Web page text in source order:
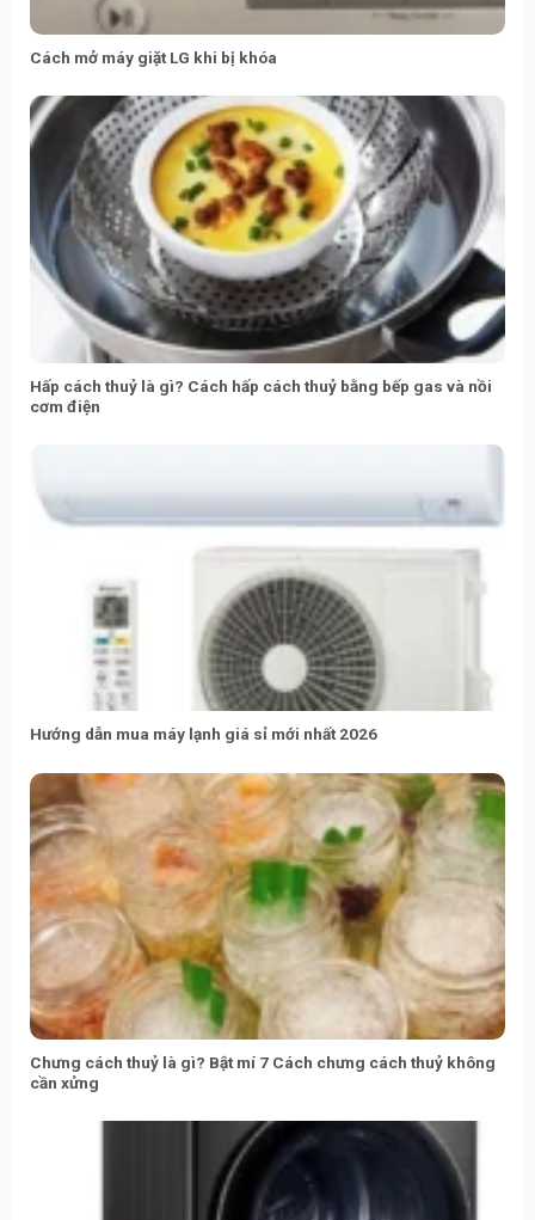
Cách mở máy giặt LG khi bị khóa
Hấp cách thuỷ là gì? Cách hấp cách thuỷ bằng bếp gas và nồi
cơm điện
Hướng dẫn mua máy lạnh giá sỉ mới nhất 2026
Chưng cách thuỷ là gì? Bật mí 7 Cách chưng cách thuỷ không
cần xửng